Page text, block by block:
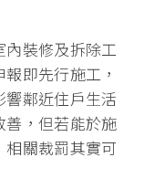
裝修及拆除工
即先行施工，
鄰近住戶生活
善，但若能於施
關裁罰其實可